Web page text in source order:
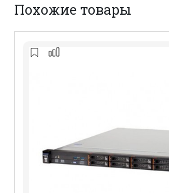
Похожие товары